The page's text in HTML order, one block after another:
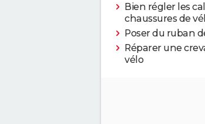
Bien régler les
chaussures de
Poser du ruban
Réparer une
vélo